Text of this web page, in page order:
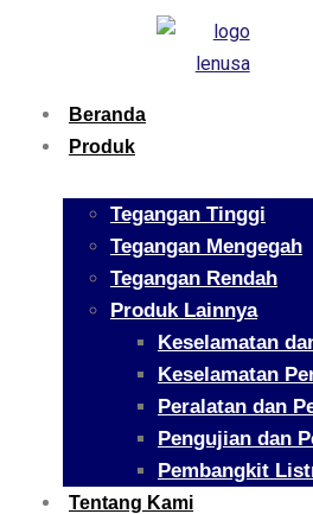
Beranda
Produk
Tegangan Tinggi
Tegangan Mengegah
Tegangan Rendah
Produk Lainnya
Keselamatan
Keselamatan
Peralatan dan
Pengujian dan
Pembangkit
Tentang Kami